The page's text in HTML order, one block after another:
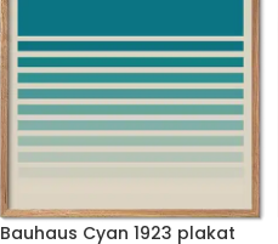
Bauhaus Cyan 1923 plakat